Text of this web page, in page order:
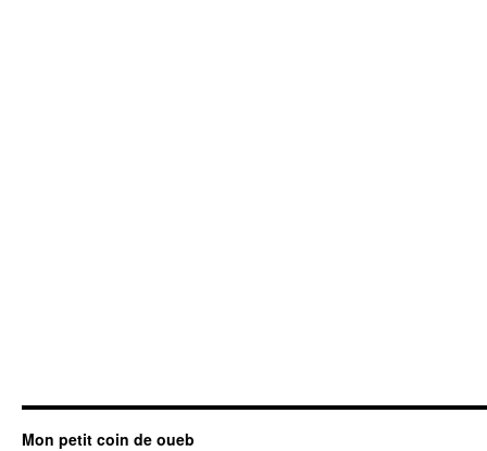
Mon petit coin de oueb